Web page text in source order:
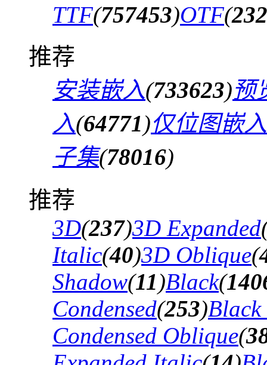
TTF(757453)OTF(
推荐
安装嵌入(733623)预
入(64771)仅位图嵌入
子集(78016)
推荐
3D(237)3D Expanded
Italic(40)3D Oblique(
Shadow(11)Black(
Condensed(253)Black
Condensed Oblique(